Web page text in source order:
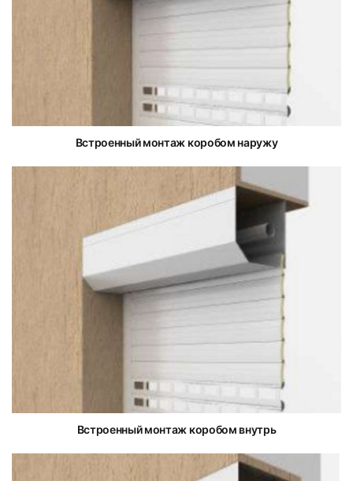
Встроенный монтаж коробом наружу
Встроенный монтаж коробом внутрь